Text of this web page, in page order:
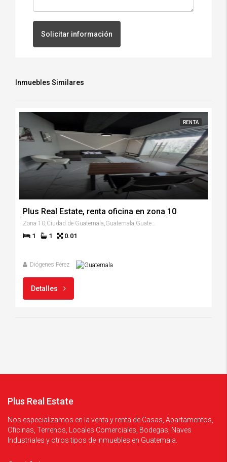
Solicitar información
Inmuebles Similares
RENTA
Plus Real Estate, renta oficina en zona 10
Zona 10,Ciudad de Guatemala,Guatemala,Guatemala
1 1 0.01
Diógenes Pérez
Detalles
Plus Real Estate
Nos especializamos en la venta y renta de Casas, Apartamentos,
Oficinas, Terrenos, Locales Comerciales, Bodegas, Naves
Industriales y otros tipos de inmuebles en Guatemala.